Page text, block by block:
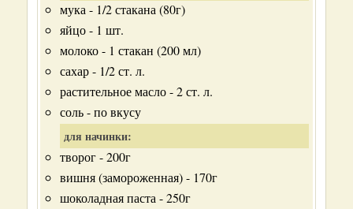
мука - 1/2 стакана (80г)
яйцо - 1 шт.
молоко - 1 стакан (200 мл)
сахар - 1/2 ст. л.
растительное масло - 2 ст. л.
соль - по вкусу
для начинки:
творог - 200г
вишня (замороженная) - 170г
шоколадная паста - 250г